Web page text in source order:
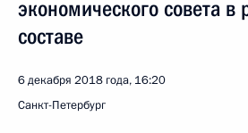
экономического совета
составе
6 декабря 2018 года, 16:20
Санкт-Петербург